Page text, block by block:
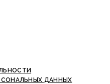
ДАННЫХ